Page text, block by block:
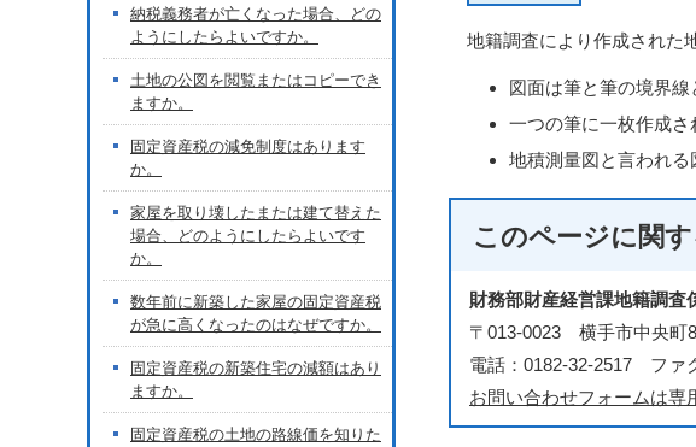
地籍調査により作成された
図面は筆と筆の境界線
一つの筆に一枚作成さ
地積測量図と言われる
このページに関す
財務部財産経営課地籍調査
〒013-0023 横手市中央町8
電話：0182-32-2517 ファ
お問い合わせフォームは専
納税義務者が亡くなった場合、どの
ようにしたらよいですか。
土地の公図を閲覧またはコピーでき
ますか。
固定資産税の減免制度はあります
か。
家屋を取り壊したまたは建て替えた
場合、どのようにしたらよいです
か。
数年前に新築した家屋の固定資産税
が急に高くなったのはなぜですか。
固定資産税の新築住宅の減額はあり
ますか。
固定資産税の土地の路線価を知りた